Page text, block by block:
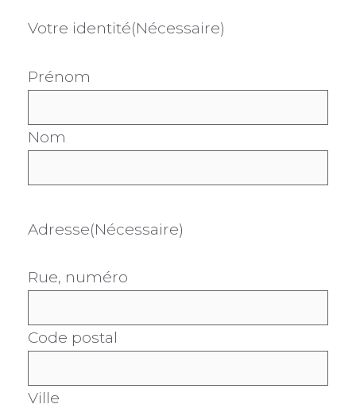
Votre identité(Nécessaire)
Prénom
Nom
Adresse(Nécessaire)
Rue, numéro
Code postal
Ville